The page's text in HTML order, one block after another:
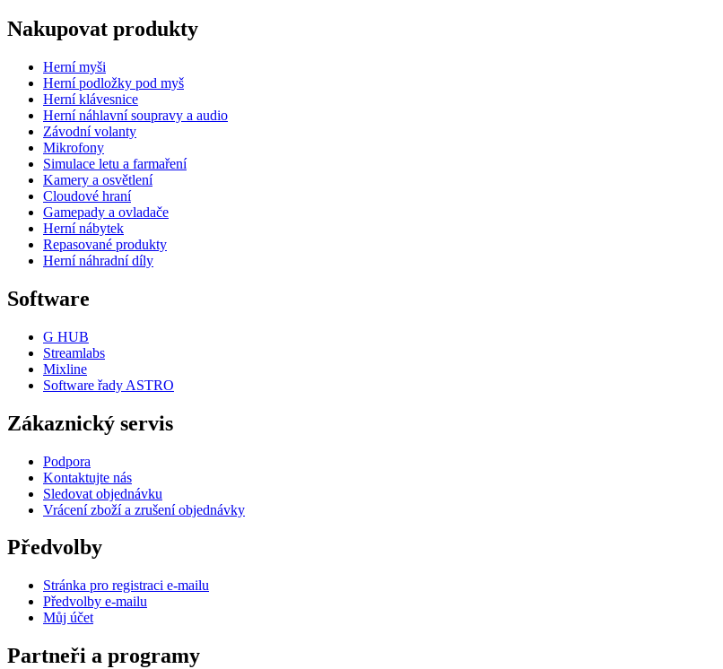
Nakupovat produkty
Herní myši
Herní podložky pod myš
Herní klávesnice
Herní náhlavní soupravy a audio
Závodní volanty
Mikrofony
Simulace letu a farmaření
Kamery a osvětlení
Cloudové hraní
Gamepady a ovladače
Herní nábytek
Repasované produkty
Herní náhradní díly
Software
G HUB
Streamlabs
Mixline
Software řady ASTRO
Zákaznický servis
Podpora
Kontaktujte nás
Sledovat objednávku
Vrácení zboží a zrušení objednávky
Předvolby
Stránka pro registraci e-mailu
Předvolby e-mailu
Můj účet
Partneři a programy